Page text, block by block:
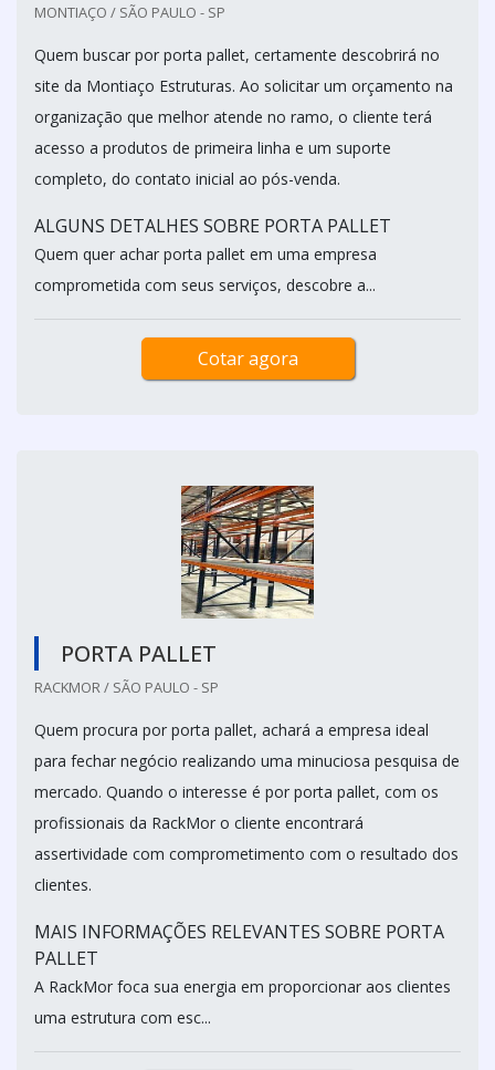
MONTIAÇO / SÃO PAULO - SP
Quem buscar por porta pallet, certamente descobrirá no
site da Montiaço Estruturas. Ao solicitar um orçamento na
organização que melhor atende no ramo, o cliente terá
acesso a produtos de primeira linha e um suporte
completo, do contato inicial ao pós-venda.
ALGUNS DETALHES SOBRE PORTA PALLET
Quem quer achar porta pallet em uma empresa
comprometida com seus serviços, descobre a...
Cotar agora
PORTA PALLET
RACKMOR / SÃO PAULO - SP
Quem procura por porta pallet, achará a empresa ideal
para fechar negócio realizando uma minuciosa pesquisa de
mercado. Quando o interesse é por porta pallet, com os
profissionais da RackMor o cliente encontrará
assertividade com comprometimento com o resultado dos
clientes.
MAIS INFORMAÇÕES RELEVANTES SOBRE PORTA
PALLET
A RackMor foca sua energia em proporcionar aos clientes
uma estrutura com esc...